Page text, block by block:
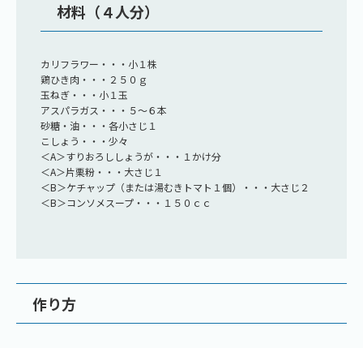
材料（４人分）
カリフラワー・・・小１株
鶏ひき肉・・・２５０ｇ
玉ねぎ・・・小１玉
アスパラガス・・・５～６本
砂糖・油・・・各小さじ１
こしょう・・・少々
＜A＞すりおろししょうが・・・１かけ分
＜A＞片栗粉・・・大さじ１
＜B＞ケチャップ（または湯むきトマト１個）・・・大さじ２
＜B＞コンソメスープ・・・１５０ｃｃ
作り方